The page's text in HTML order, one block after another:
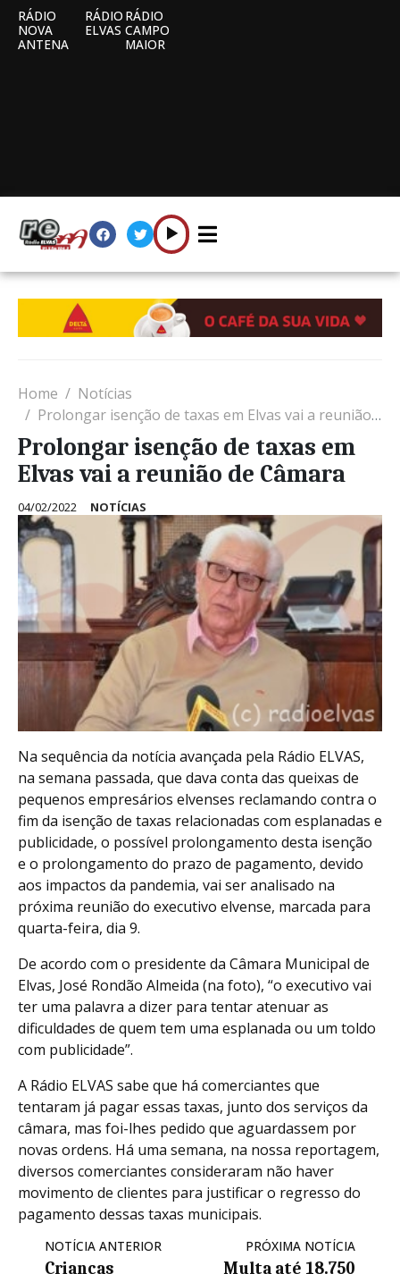
RÁDIO
NOVA
ANTENA
RÁDIO
ELVAS
RÁDIO
CAMPO
MAIOR
Home
Notícias
Prolongar isenção de taxas em Elvas vai a reunião de Câmara
Prolongar isenção de taxas em
Elvas vai a reunião de Câmara
04/02/2022 NOTÍCIAS
Na sequência da notícia avançada pela Rádio ELVAS,
na semana passada, que dava conta das queixas de
pequenos empresários elvenses reclamando contra o
fim da isenção de taxas relacionadas com esplanadas e
publicidade, o possível prolongamento desta isenção
e o prolongamento do prazo de pagamento, devido
aos impactos da pandemia, vai ser analisado na
próxima reunião do executivo elvense, marcada para
quarta-feira, dia 9.
De acordo com o presidente da Câmara Municipal de
Elvas, José Rondão Almeida (na foto), “o executivo vai
ter uma palavra a dizer para tentar atenuar as
dificuldades de quem tem uma esplanada ou um toldo
com publicidade”.
A Rádio ELVAS sabe que há comerciantes que
tentaram já pagar essas taxas, junto dos serviços da
câmara, mas foi-lhes pedido que aguardassem por
novas ordens. Há uma semana, na nossa reportagem,
diversos comerciantes consideraram não haver
movimento de clientes para justificar o regresso do
pagamento dessas taxas municipais.
NOTÍCIA ANTERIOR
Crianças
PRÓXIMA NOTÍCIA
Multa até 18.750